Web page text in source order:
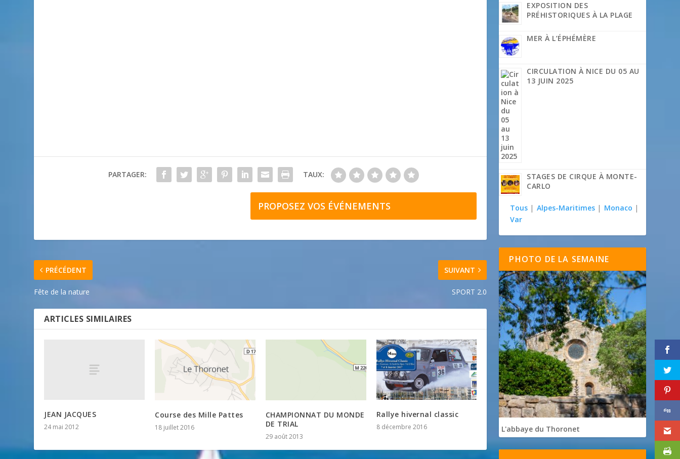
PARTAGER: TAUX:
PROPOSEZ VOS ÉVÉNEMENTS
PRÉCÉDENT
Fête de la nature
SUIVANT
SPORT 2.0
ARTICLES SIMILAIRES
JEAN JACQUES
24 mai 2012
Course des Mille Pattes
18 juillet 2016
CHAMPIONNAT DU MONDE
DE TRIAL
29 août 2013
Rallye hivernal classic
8 décembre 2016
EXPOSITION DES
PRÉHISTORIQUES À LA PLAGE
MER À L’ÉPHÉMÈRE
CIRCULATION À NICE DU 05 AU
13 JUIN 2025
STAGES DE CIRQUE À MONTE-
CARLO
Tous | Alpes-Maritimes | Monaco |
Var
PHOTO DE LA SEMAINE
L'abbaye du Thoronet